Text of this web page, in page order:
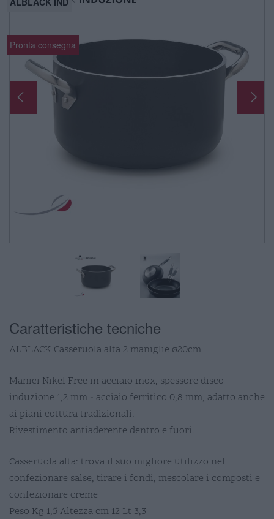
Pronta consegna
Caratteristiche tecniche
ALBLACK Casseruola alta 2 maniglie ø20cm
Manici Nikel Free in acciaio inox, spessore disco
induzione 1,2 mm - acciaio ferritico 0,8 mm, adatto anche
ai piani cottura tradizionali.
Rivestimento antiaderente dentro e fuori.
Casseruola alta: trova il suo migliore utilizzo nel
confezionare salse, tirare i fondi, mescolare i composti e
confezionare creme
Peso Kg 1,5 Altezza cm 12 Lt 3,3